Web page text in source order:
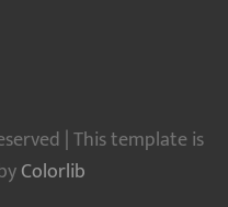
| This template is
Colorlib